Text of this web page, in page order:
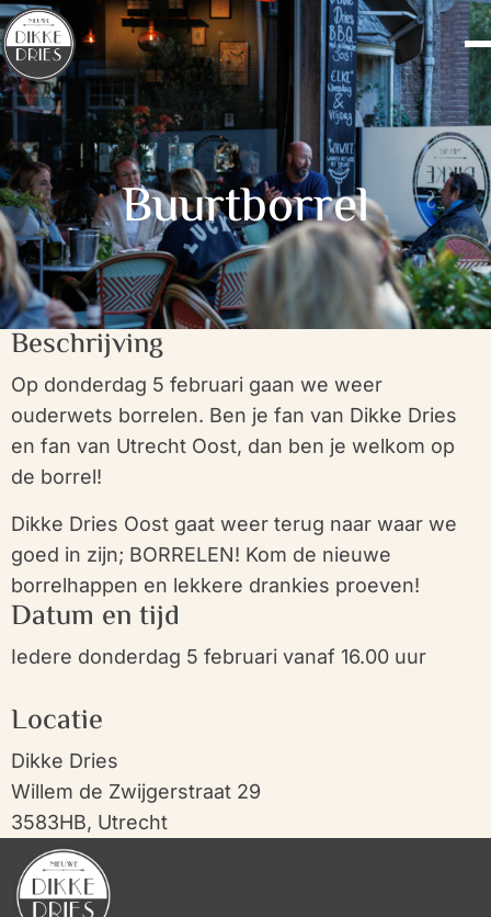
Buurtborrel
Beschrijving
Op donderdag 5 februari gaan we weer
ouderwets borrelen. Ben je fan van Dikke Dries
en fan van Utrecht Oost, dan ben je welkom op
de borrel!
Dikke Dries Oost gaat weer terug naar waar we
goed in zijn; BORRELEN! Kom de nieuwe
borrelhappen en lekkere drankies proeven!
Datum en tijd
Iedere donderdag 5 februari vanaf 16.00 uur
Locatie
Dikke Dries
Willem de Zwijgerstraat 29
3583HB, Utrecht